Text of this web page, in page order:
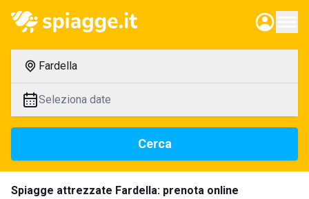
Fardella
Seleziona date
Cerca
Spiagge attrezzate Fardella: prenota online